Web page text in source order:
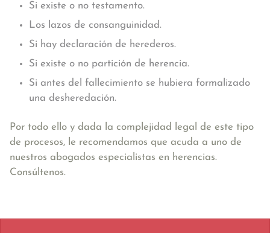
Si existe o no testamento.
Los lazos de consanguinidad.
Si hay declaración de herederos.
Si existe o no partición de herencia.
Si antes del fallecimiento se hubiera formalizado
una desheredación.
Por todo ello y dada la complejidad legal de este tipo
de procesos, le recomendamos que acuda a uno de
nuestros abogados especialistas en herencias.
Consúltenos.